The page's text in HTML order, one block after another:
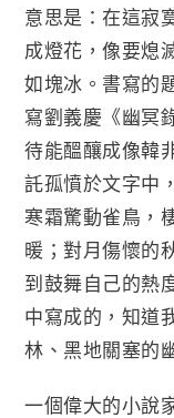
意思是：在這寂
成燈花，像要熄
如塊冰。書寫的
寫劉義慶《幽冥
待能醞釀成像韓
託孤憤於文字中
寒霜驚動雀鳥，
暖；對月傷懷的
到鼓舞自己的熱
中寫成的，知道
林、黑地關塞的
一個偉大的小說